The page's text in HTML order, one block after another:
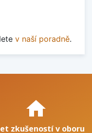
v naší poradně.
home
zkušeností v oboru